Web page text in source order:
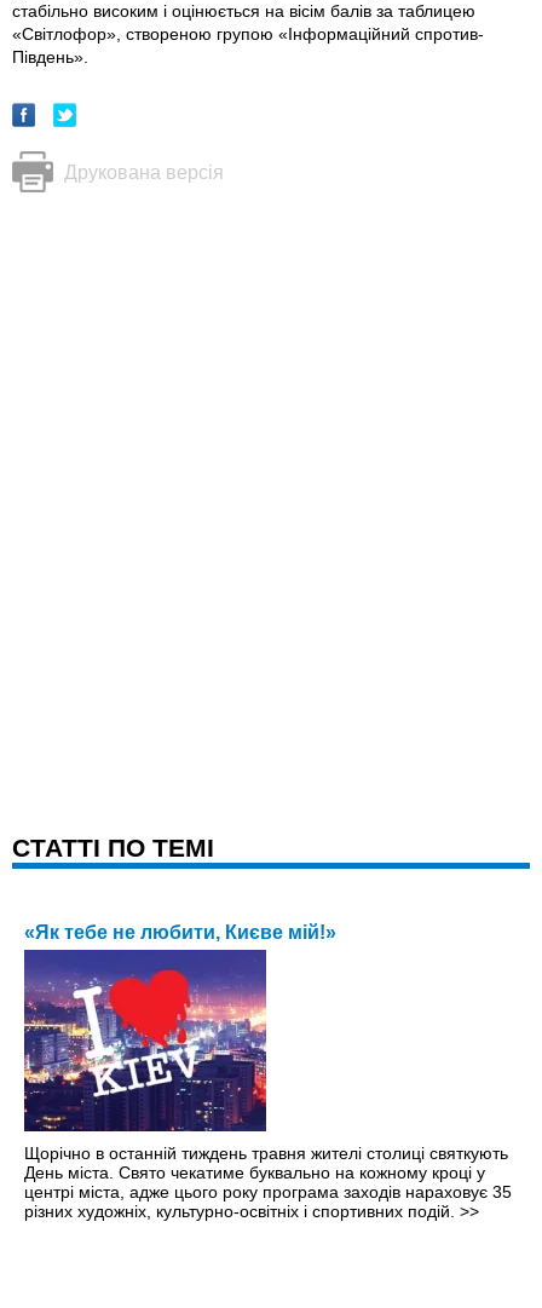
стабільно високим і оцінюється на вісім балів за таблицею
«Світлофор», створеною групою «Інформаційний спротив-
Південь».
Друкована версія
CТАТТІ ПО ТЕМІ
«Як тебе не любити, Києве мій!»
Щорічно в останній тиждень травня жителі столиці святкують
День міста. Свято чекатиме буквально на кожному кроці y
центрі міста, адже цього року програма заходів нараховує 35
різних художніх, культурно-освітніх і спортивних подій. >>